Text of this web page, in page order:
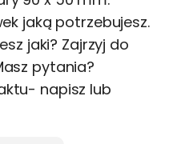
jaką potrzebujesz.
jaki? Zajrzyj do
pytania?
napisz lub